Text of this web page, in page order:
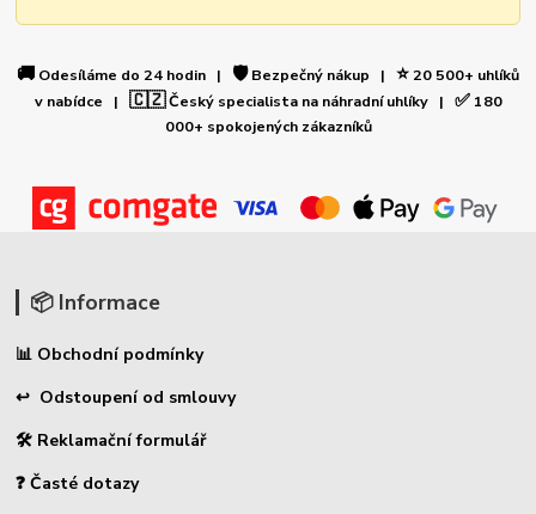
🚚 Odesíláme do 24 hodin | 🛡️Bezpečný nákup | ⭐20 500+ uhlíků
v nabídce | 🇨🇿Český specialista na náhradní uhlíky | ✅180
000+ spokojených zákazníků
📦 Informace
📊 Obchodní podmínky
↩ Odstoupení od smlouvy
🛠 Reklamační formulář
❓ Časté dotazy